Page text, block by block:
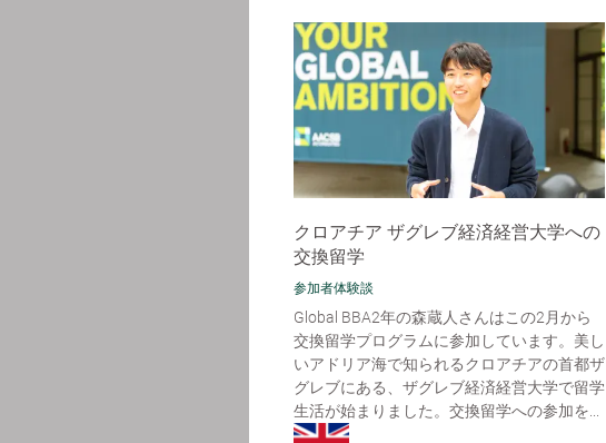
クロアチア ザグレブ経済経営大学への
交換留学
参加者体験談
Global BBA2年の森蔵人さんはこの2月から
交換留学プログラムに参加しています。美し
いアドリア海で知られるクロアチアの首都ザ
グレブにある、ザグレブ経済経営大学で留学
生活が始まりました。交換留学への参加を...